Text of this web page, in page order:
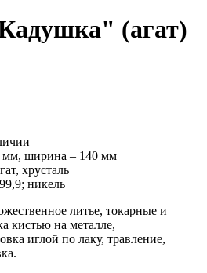
(агат)
мм, ширина – 140 мм
хрусталь
никель
литье, токарные и
кистью на металле,
иглой по лаку, травление,